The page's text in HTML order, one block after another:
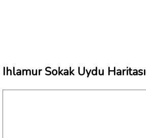
Ihlamur Sokak Uydu Haritası